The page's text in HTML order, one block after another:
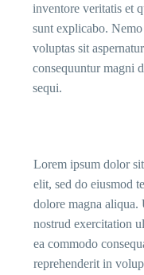
inventore veritatis et
sunt explicabo.
voluptas sit
consequuntur magni
sequi.
Lorem ipsum dolor
elit, sed do eiusmod
dolore magna
nostrud exercitation
ea commodo
reprehenderit in